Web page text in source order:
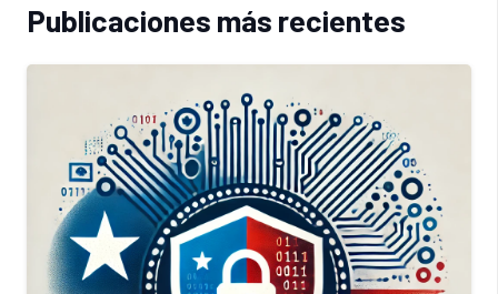
Publicaciones más recientes